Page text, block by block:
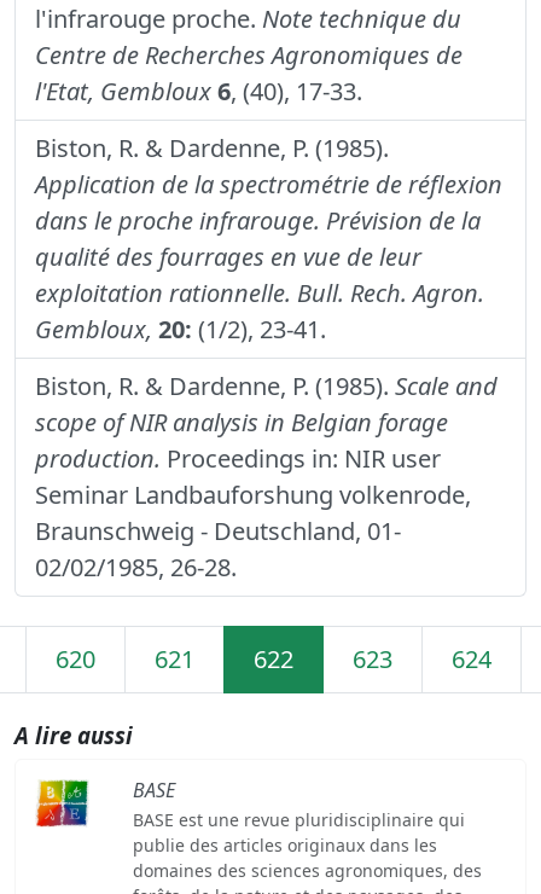
l'infrarouge proche. Note technique du
Centre de Recherches Agronomiques de
l'Etat, Gembloux6, (40), 17-33.
Biston, R. & Dardenne, P. (1985).
Application de la spectrométrie de réflexion
dans le proche infrarouge. Prévision de la
qualité des fourrages en vue de leur
exploitation rationnelle. Bull. Rech. Agron.
Gembloux, 20: (1/2), 23-41.
Biston, R. & Dardenne, P. (1985). Scale and
scope of NIR analysis in Belgian forage
production. Proceedings in: NIR user
Seminar Landbauforshung volkenrode,
Braunschweig - Deutschland, 01-
02/02/1985, 26-28.
620 621 622 623 624
A lire aussi
BASE
BASE est une revue pluridisciplinaire qui
publie des articles originaux dans les
domaines des sciences agronomiques, des